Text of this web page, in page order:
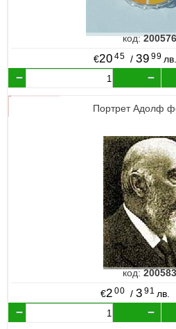
код:
€20 45 / 39 99 лв.
Портрет Адолф
код:
€2 00 / 3 91 лв.